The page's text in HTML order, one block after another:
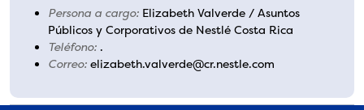
Persona a cargo: Elizabeth Valverde / Asuntos
Públicos y Corporativos de Nestlé Costa Rica
Teléfono: .
Correo: elizabeth.valverde@cr.nestle.com